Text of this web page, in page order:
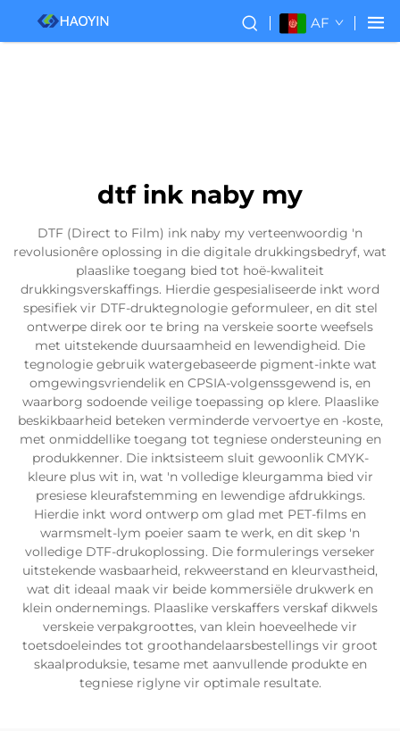
AF
dtf ink naby my
DTF (Direct to Film) ink naby my verteenwoordig 'n
revolusionêre oplossing in die digitale drukkingsbedryf, wat
plaaslike toegang bied tot hoë-kwaliteit
drukkingsverskaffings. Hierdie gespesialiseerde inkt word
spesifiek vir DTF-druktegnologie geformuleer, en dit stel
ontwerpe direk oor te bring na verskeie soorte weefsels
met uitstekende duursaamheid en lewendigheid. Die
tegnologie gebruik watergebaseerde pigment-inkte wat
omgewingsvriendelik en CPSIA-volgenssgewend is, en
waarborg sodoende veilige toepassing op klere. Plaaslike
beskikbaarheid beteken verminderde vervoertye en -koste,
met onmiddellike toegang tot tegniese ondersteuning en
produkkenner. Die inktsisteem sluit gewoonlik CMYK-
kleure plus wit in, wat 'n volledige kleurgamma bied vir
presiese kleurafstemming en lewendige afdrukkings.
Hierdie inkt word ontwerp om glad met PET-films en
warmsmelt-lym poeier saam te werk, en dit skep 'n
volledige DTF-drukoplossing. Die formulerings verseker
uitstekende wasbaarheid, rekweerstand en kleurvastheid,
wat dit ideaal maak vir beide kommersiële drukwerk en
klein ondernemings. Plaaslike verskaffers verskaf dikwels
verskeie verpakgroottes, van klein hoeveelhede vir
toetsdoeleindes tot groothandelaarsbestellings vir groot
skaalproduksie, tesame met aanvullende produkte en
tegniese riglyne vir optimale resultate.